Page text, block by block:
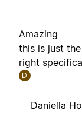
Amazing
this is just
right
D
Daniella